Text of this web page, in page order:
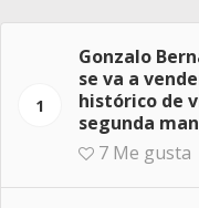
1
Gonzalo
se va a
histórico de
segunda
7 Me gusta